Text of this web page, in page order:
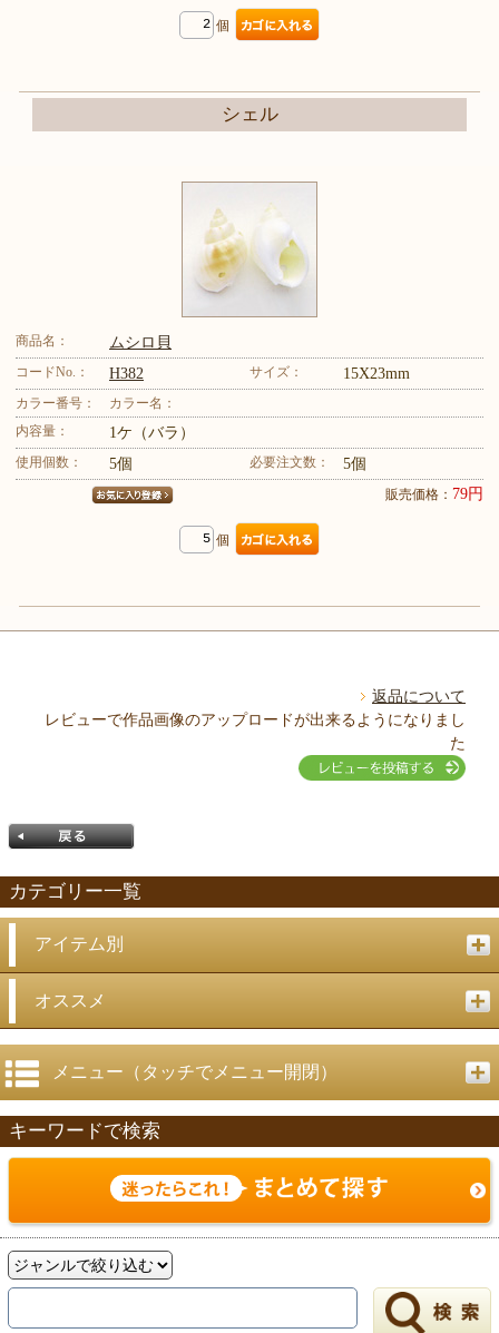
個
シェル
商品名： ムシロ貝
コードNo.： H382 サイズ： 15X23mm
カラー番号：
カラー名：
内容量：
1ケ（バラ）
使用個数： 5個 必要注文数： 5個
販売価格： 79円
個
返品について
レビューで作品画像のアップロードが出来るようになりまし
た
カテゴリー一覧
アイテム別
オススメ
メニュー（タッチでメニュー開閉）
キーワードで検索